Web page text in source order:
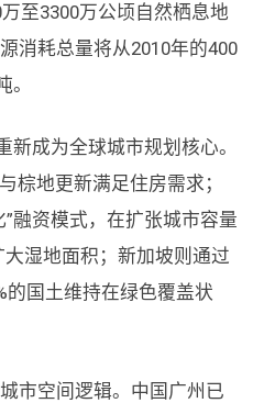
至3300万公顷自然栖息地
消耗总量将从2010年的400
新成为全球城市规划核心。
棕地更新满足住房需求；
融资模式，在扩张城市容量
湿地面积；新加坡则通过
的国土维持在绿色覆盖状
市空间逻辑。中国广州已